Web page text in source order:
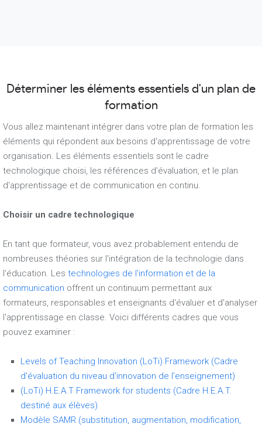
Déterminer les éléments essentiels d'un plan de
formation
Vous allez maintenant intégrer dans votre plan de formation les
éléments qui répondent aux besoins d'apprentissage de votre
organisation. Les éléments essentiels sont le cadre
technologique choisi, les références d'évaluation, et le plan
d'apprentissage et de communication en continu.
Choisir un cadre technologique
En tant que formateur, vous avez probablement entendu de
nombreuses théories sur l'intégration de la technologie dans
l'éducation. Les technologies de l'information et de la
communication offrent un continuum permettant aux
formateurs, responsables et enseignants d'évaluer et d'analyser
l'apprentissage en classe. Voici différents cadres que vous
pouvez examiner :
Levels of Teaching Innovation (LoTi) Framework (Cadre
d'évaluation du niveau d'innovation de l'enseignement)
(LoTi) H.E.A.T Framework for students (Cadre H.E.A.T.
destiné aux élèves)
Modèle SAMR (substitution, augmentation, modification,